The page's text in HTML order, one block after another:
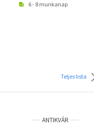
6 - 8 munkanap
Teljes lista
ANTIKVÁR